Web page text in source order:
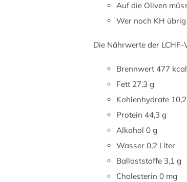
Auf die Oliven
Wer noch KH
Die Nährwerte der
Brennwert 477 kcal
Fett 27,3 g
Kohlenhydrate
Protein 44,3 g
Alkohol 0 g
Wasser 0,2 Liter
Ballaststoffe 3,1 g
Cholesterin 0 mg